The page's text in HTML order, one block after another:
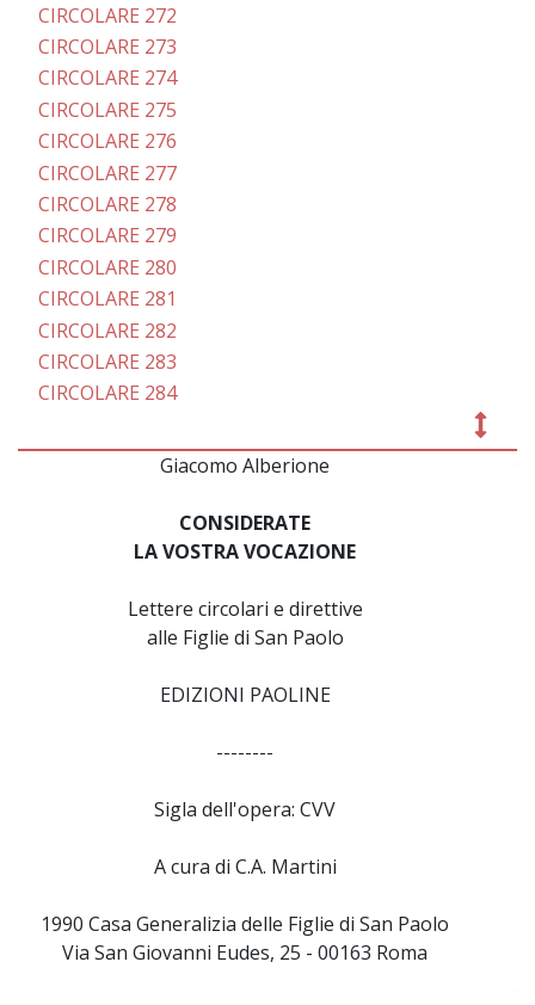
CIRCOLARE 272
CIRCOLARE 273
CIRCOLARE 274
CIRCOLARE 275
CIRCOLARE 276
CIRCOLARE 277
CIRCOLARE 278
CIRCOLARE 279
CIRCOLARE 280
CIRCOLARE 281
CIRCOLARE 282
CIRCOLARE 283
CIRCOLARE 284
Giacomo Alberione
CONSIDERATE
LA VOSTRA VOCAZIONE
Lettere circolari e direttive
alle Figlie di San Paolo
EDIZIONI PAOLINE
--------
Sigla dell'opera: CVV
A cura di C.A. Martini
1990 Casa Generalizia delle Figlie di San Paolo
Via San Giovanni Eudes, 25 - 00163 Roma